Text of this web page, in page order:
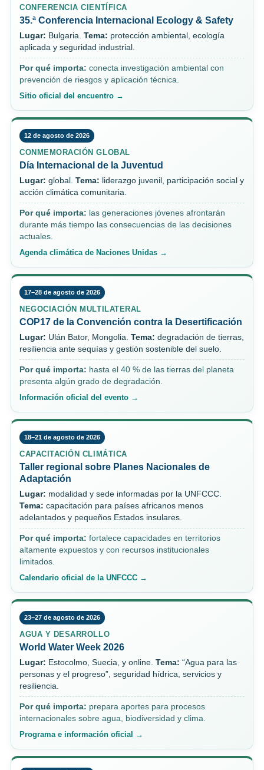
CONFERENCIA CIENTÍFICA
35.ª Conferencia Internacional Ecology & Safety
Lugar: Bulgaria. Tema: protección ambiental, ecología
aplicada y seguridad industrial.
Por qué importa: conecta investigación ambiental con
prevención de riesgos y aplicación técnica.
Sitio oficial del encuentro →
12 de agosto de 2026
CONMEMORACIÓN GLOBAL
Día Internacional de la Juventud
Lugar: global. Tema: liderazgo juvenil, participación social y
acción climática comunitaria.
Por qué importa: las generaciones jóvenes afrontarán
durante más tiempo las consecuencias de las decisiones
actuales.
Agenda climática de Naciones Unidas →
17–28 de agosto de 2026
NEGOCIACIÓN MULTILATERAL
COP17 de la Convención contra la Desertificación
Lugar: Ulán Bator, Mongolia. Tema: degradación de tierras,
resiliencia ante sequías y gestión sostenible del suelo.
Por qué importa: hasta el 40 % de las tierras del planeta
presenta algún grado de degradación.
Información oficial del evento →
18–21 de agosto de 2026
CAPACITACIÓN CLIMÁTICA
Taller regional sobre Planes Nacionales de
Adaptación
Lugar: modalidad y sede informadas por la UNFCCC.
Tema: capacitación para países africanos menos
adelantados y pequeños Estados insulares.
Por qué importa: fortalece capacidades en territorios
altamente expuestos y con recursos institucionales
limitados.
Calendario oficial de la UNFCCC →
23–27 de agosto de 2026
AGUA Y DESARROLLO
World Water Week 2026
Lugar: Estocolmo, Suecia, y online. Tema: “Agua para las
personas y el progreso”, seguridad hídrica, servicios y
resiliencia.
Por qué importa: prepara aportes para procesos
internacionales sobre agua, biodiversidad y clima.
Programa e información oficial →